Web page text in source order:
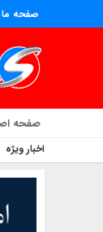
صفحه ما
صفحه
اخبار ویژه